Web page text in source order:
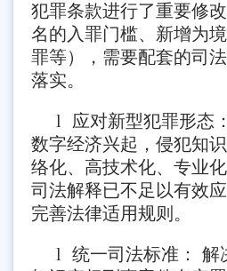
犯罪条款进行了重要修
名的入罪门槛、新增为
罪等），需要配套的司
落实。
l 应对新型犯罪形态
数字经济兴起，侵犯知
络化、高技术化、专业
司法解释已不足以有效
完善法律适用规则。
l 统一司法标准： 解